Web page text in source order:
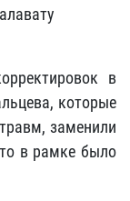
в
которые
заменили
в рамке было